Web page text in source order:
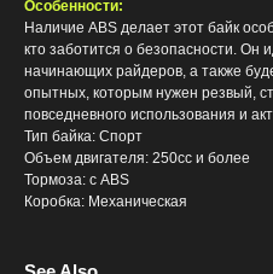
Особенности:
Наличие ABS делает этот байк
кто заботится о безопасности. Он
начинающих райдеров, а также
опытных, которым нужен резвый,
повседневного использования и
Тип байка: Спорт
Объем двигателя: 250сс и более
Тормоза: с ABS
Коробка: Механическая